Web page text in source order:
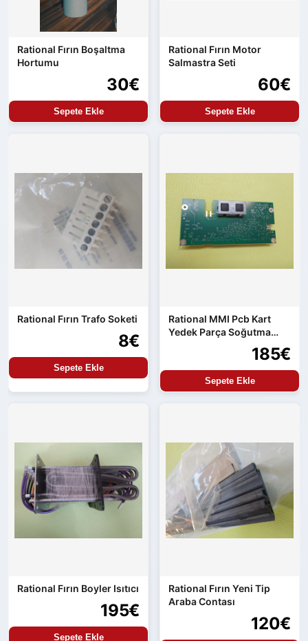
Rational Fırın Boşaltma
Hortumu
30€
Sepete Ekle
Rational Fırın Motor
Salmastra Seti
60€
Sepete Ekle
Rational Fırın Trafo Soketi
8€
Sepete Ekle
Rational MMI Pcb Kart
Yedek Parça Soğutma
185€
Sepete Ekle
Rational Fırın Boyler Isıtıcı
195€
Sepete Ekle
Rational Fırın Yeni Tip
Araba Contası
120€